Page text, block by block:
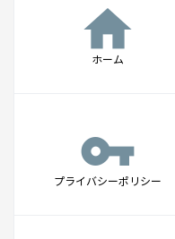
home
ホーム
vpn_key
プライバシーポリシー